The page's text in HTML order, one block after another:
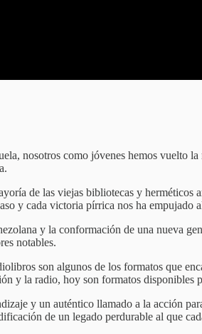
nosotros como jóvenes hemos vuelto
de las viejas bibliotecas y
y cada victoria pírrica nos ha
y la conformación de una nueva
notables.
son algunos de los formatos que
y la radio, hoy son formatos disponibles
y un auténtico llamado a la acción
de un legado perdurable al que